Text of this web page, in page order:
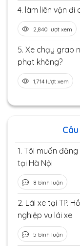
4. làm liên vận đi
2,840 lượt xem
5. Xe chạy grab
phạt không?
1,714 lượt xem
1. Tôi muốn
tại Hà Nội
8 bình luận
2. Lái xe tại TP.
nghiệp vụ lái xe
5 bình luận